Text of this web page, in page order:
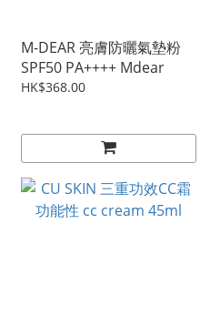
M-DEAR 亮膚防曬氣墊粉
SPF50 PA++++ Mdear
HK$368.00